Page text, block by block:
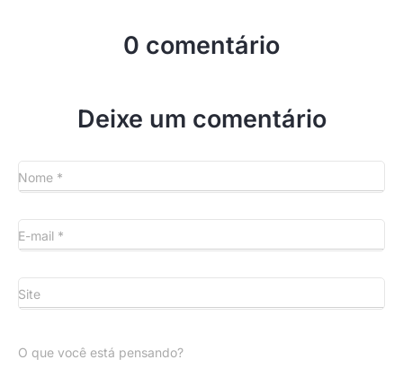
0 comentário
Deixe um comentário
Nome *
E-mail *
Site
O que você está pensando?